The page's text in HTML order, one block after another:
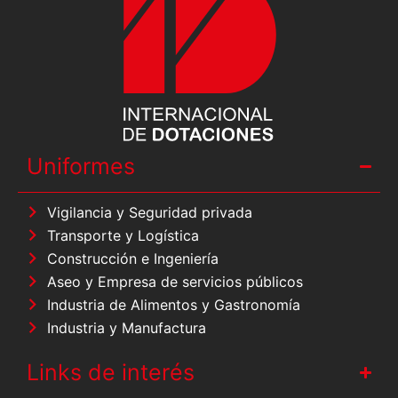
Uniformes
Vigilancia y Seguridad privada
Transporte y Logística
Construcción e Ingeniería
Aseo y Empresa de servicios públicos
Industria de Alimentos y Gastronomía
Industria y Manufactura
Links de interés